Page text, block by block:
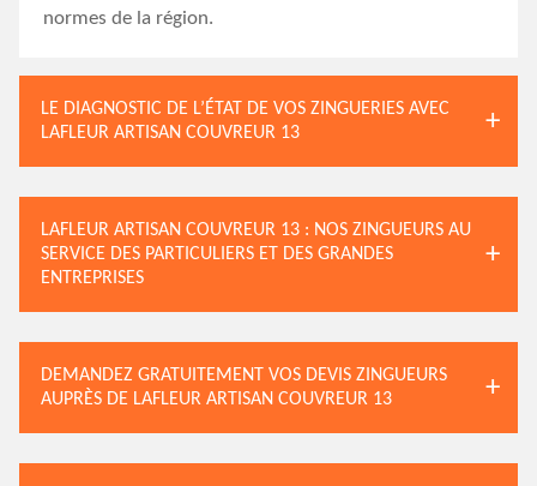
normes de la région.
LE DIAGNOSTIC DE L’ÉTAT DE VOS ZINGUERIES AVEC
LAFLEUR ARTISAN COUVREUR 13
LAFLEUR ARTISAN COUVREUR 13 : NOS ZINGUEURS AU
SERVICE DES PARTICULIERS ET DES GRANDES
ENTREPRISES
DEMANDEZ GRATUITEMENT VOS DEVIS ZINGUEURS
AUPRÈS DE LAFLEUR ARTISAN COUVREUR 13